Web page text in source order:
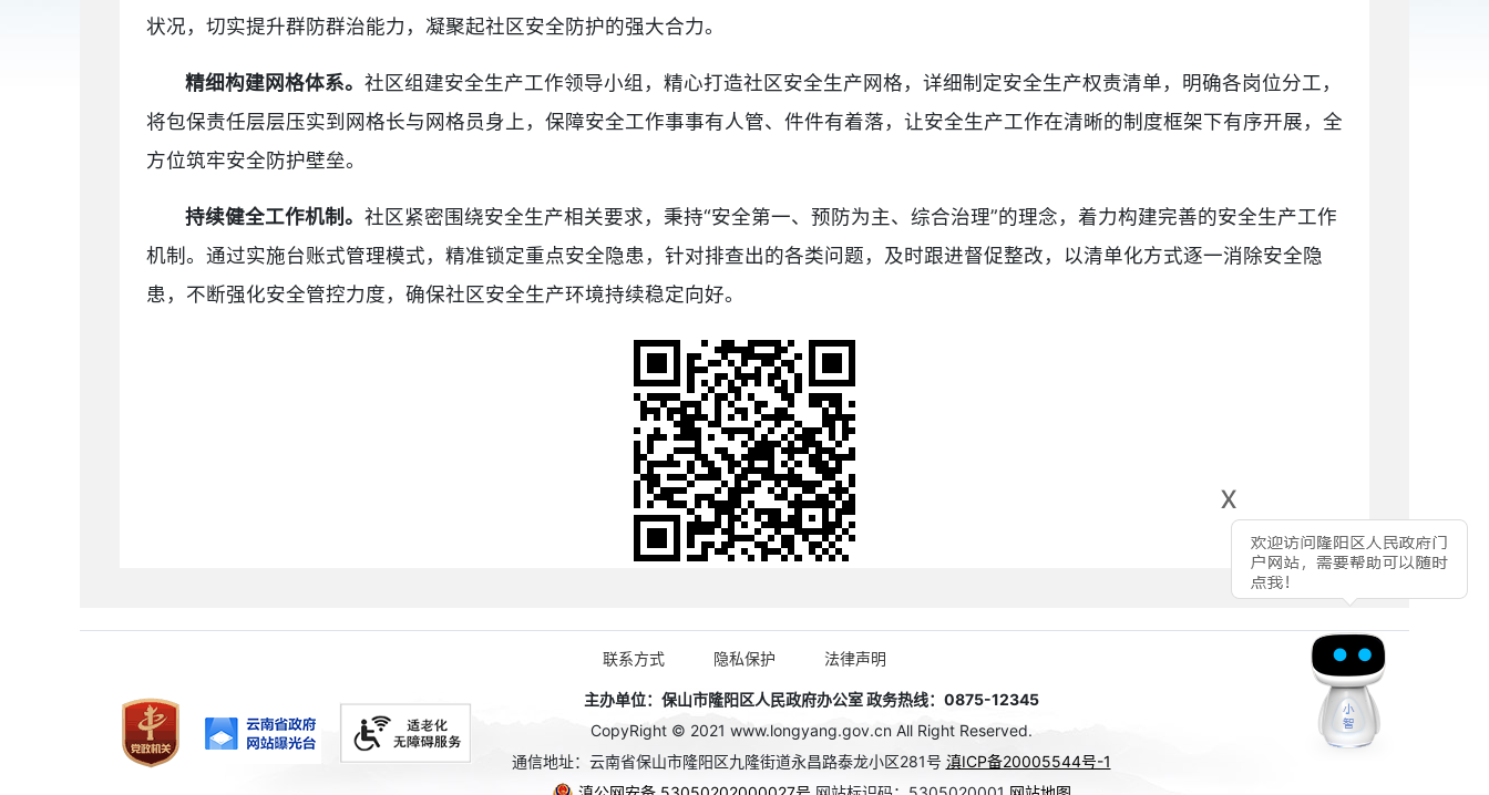
x
状况，切实提升群防群治能力，凝聚起社区安全防护的强大合力。
精细构建网格体系。社区组建安全生产工作领导小组，精心打造社区安全生产网格，详细制定安全生产权责清单，明确各岗位分工，
将包保责任层层压实到网格长与网格员身上，保障安全工作事事有人管、件件有着落，让安全生产工作在清晰的制度框架下有序开展，全
方位筑牢安全防护壁垒。
持续健全工作机制。社区紧密围绕安全生产相关要求，秉持“安全第一、预防为主、综合治理”的理念，着力构建完善的安全生产工作
机制。通过实施台账式管理模式，精准锁定重点安全隐患，针对排查出的各类问题，及时跟进督促整改，以清单化方式逐一消除安全隐
患，不断强化安全管控力度，确保社区安全生产环境持续稳定向好。
联系方式 隐私保护 法律声明
主办单位：保山市隆阳区人民政府办公室 政务热线：0875-12345
CopyRight © 2021 www.longyang.gov.cn All Right Reserved.
通信地址：云南省保山市隆阳区九隆街道永昌路泰龙小区281号 滇ICP备20005544号-1